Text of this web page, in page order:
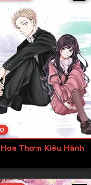
0
Hoa Thơm Kiêu Hãnh